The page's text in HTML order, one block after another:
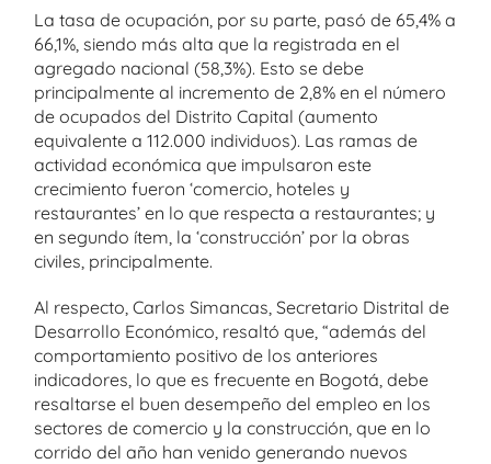
La tasa de ocupación, por su parte, pasó de 65,4% a
66,1%, siendo más alta que la registrada en el
agregado nacional (58,3%). Esto se debe
principalmente al incremento de 2,8% en el número
de ocupados del Distrito Capital (aumento
equivalente a 112.000 individuos). Las ramas de
actividad económica que impulsaron este
crecimiento fueron ‘comercio, hoteles y
restaurantes’ en lo que respecta a restaurantes; y
en segundo ítem, la ‘construcción’ por la obras
civiles, principalmente.
Al respecto, Carlos Simancas, Secretario Distrital de
Desarrollo Económico, resaltó que, “además del
comportamiento positivo de los anteriores
indicadores, lo que es frecuente en Bogotá, debe
resaltarse el buen desempeño del empleo en los
sectores de comercio y la construcción, que en lo
corrido del año han venido generando nuevos